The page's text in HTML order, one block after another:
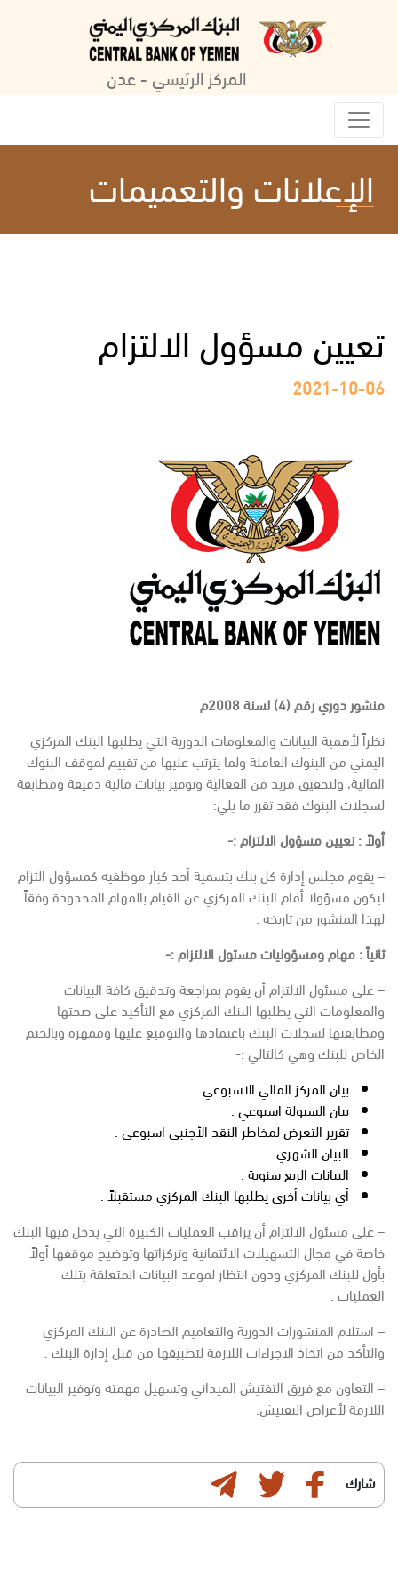
المركز الرئيسي - عدن
الإعلانات والتعميمات
تعيين مسؤول الالتزام
2021-10-06
منشور دوري رقم (4) لسنة 2008م
نظراً لأهمية البيانات والمعلومات الدورية التي يطلبها البنك المركزي
اليمني من البنوك العاملة ولما يترتب عليها من تقييم لموقف البنوك
المالية، ولتحقيق مزيد من الفعالية وتوفير بيانات مالية دقيقة ومطابقة
لسجلات البنوك فقد تقرر ما يلي:
أولاً : تعيين مسؤول الالتزام :-
– يقوم مجلس إدارة كل بنك بتسمية أحد كبار موظفيه كمسؤول التزام
ليكون مسؤولا أمام البنك المركزي عن القيام بالمهام المحدودة وفقاً
لهذا المنشور من تاريخه .
ثانياً : مهام ومسؤوليات مسئول الالتزام :-
– على مسئول الالتزام أن يقوم بمراجعة وتدقيق كافة البيانات
والمعلومات التي يطلبها البنك المركزي مع التأكيد على صحتها
ومطابقتها لسجلات البنك باعتمادها والتوقيع عليها وممهرة وبالختم
الخاص للبنك وهي كالتالي :-
بيان المركز المالي الاسبوعي .
بيان السيولة اسبوعي .
تقرير التعرض لمخاطر النقد الأجنبي اسبوعي .
البيان الشهري .
البيانات الربع سنوية .
أي بيانات أخرى يطلبها البنك المركزي مستقبلاً .
– على مسئول الالتزام أن يراقب العمليات الكبيرة التي يدخل فيها البنك
خاصة في مجال التسهيلات الائتمانية وتركزاتها وتوضيح موقفها أولاً
بأول للبنك المركزي ودون انتظار لموعد البيانات المتعلقة بتلك
العمليات .
– استلام المنشورات الدورية والتعاميم الصادرة عن البنك المركزي
والتأكد من اتخاذ الاجراءات اللازمة لتطبيقها من قبل إدارة البنك .
– التعاون مع فريق التفتيش الميداني وتسهيل مهمته وتوفير البيانات
اللازمة لأغراض التفتيش.
شارك